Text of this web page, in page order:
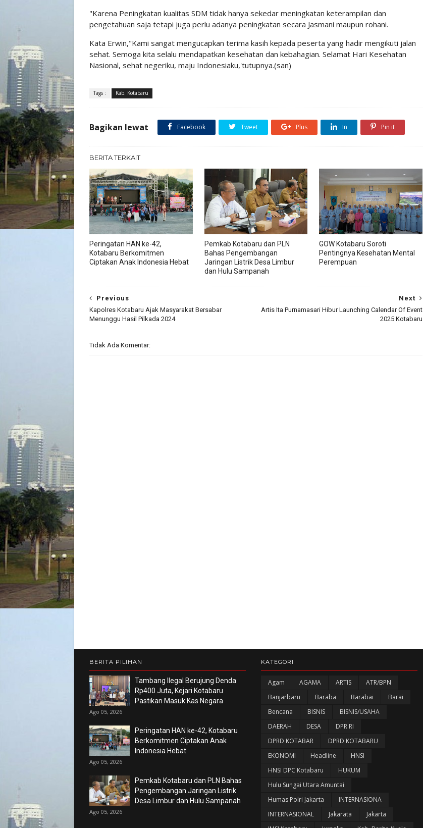
"Karena Peningkatan kualitas SDM tidak hanya sekedar meningkatan keterampilan dan
pengetahuan saja tetapi juga perlu adanya peningkatan secara Jasmani maupun rohani.
Kata Erwin,"Kami sangat mengucapkan terima kasih kepada peserta yang hadir mengikuti jalan
sehat. Semoga kita selalu mendapatkan kesehatan dan kebahagian. Selamat Hari Kesehatan
Nasional, sehat negeriku, maju Indonesiaku,'tutupnya.(san)
Tags : Kab. Kotabaru
Bagikan lewat Facebook Tweet Plus In Pin it
BERITA TERKAIT
Peringatan HAN ke-42,
Kotabaru Berkomitmen
Ciptakan Anak Indonesia Hebat
Pemkab Kotabaru dan PLN
Bahas Pengembangan
Jaringan Listrik Desa Limbur
dan Hulu Sampanah
GOW Kotabaru Soroti
Pentingnya Kesehatan Mental
Perempuan
Next
Artis Ita Purnamasari Hibur Launching Calendar Of Event
2025 Kotabaru
Previous
Kapolres Kotabaru Ajak Masyarakat Bersabar
Menunggu Hasil Pilkada 2024
Tidak Ada Komentar:
BERITA PILIHAN
Tambang Ilegal Berujung Denda
Rp400 Juta, Kejari Kotabaru
Pastikan Masuk Kas Negara
Ago 05, 2026
Peringatan HAN ke-42, Kotabaru
Berkomitmen Ciptakan Anak
Indonesia Hebat
Ago 05, 2026
Pemkab Kotabaru dan PLN Bahas
Pengembangan Jaringan Listrik
Desa Limbur dan Hulu Sampanah
Ago 05, 2026
KATEGORI
Agam AGAMA ARTIS
ATR/BPN
Banjarbaru
Baraba Barabai
Barai
Bencana
BISNIS
BISNIS/USAHA
DAERAH
DESA
DPR RI
DPRD KOTABAR
DPRD KOTABARU
EKONOMI
Headline
HNSI
HNSI DPC Kotabaru
HUKUM
Hulu Sungai Utara Amuntai
Humas Polri Jakarta
INTERNASIONA
INTERNASIONAL
Jakarata
Jakarta